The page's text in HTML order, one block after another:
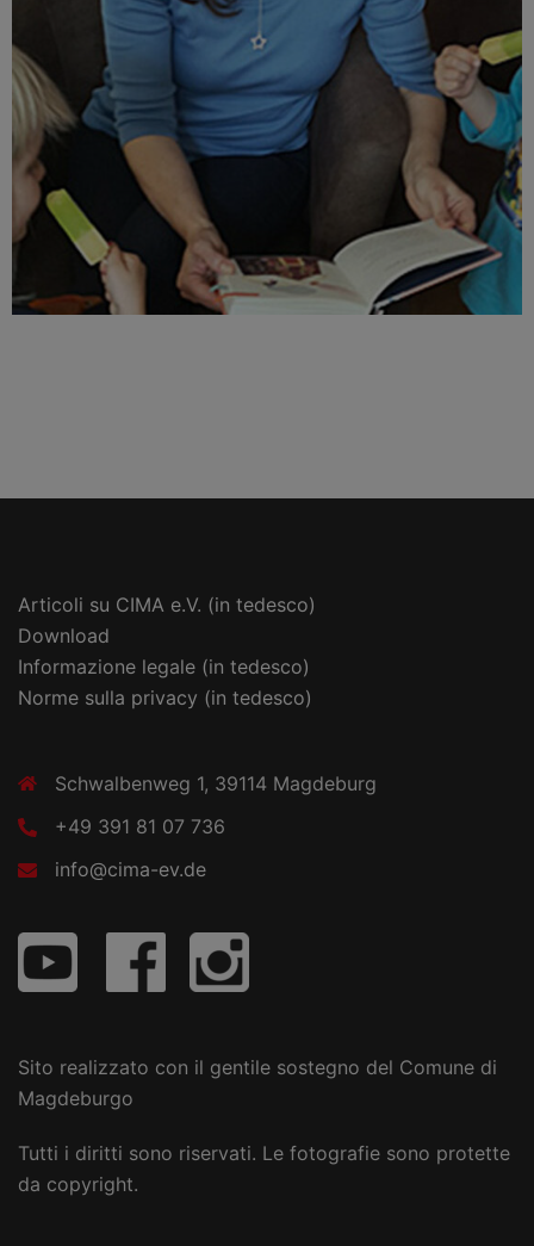
Articoli su CIMA e.V. (in tedesco)
Download
Informazione legale (in tedesco)
Norme sulla privacy (in tedesco)
Schwalbenweg 1, 39114 Magdeburg
+49 391 81 07 736
info@cima-ev.de
Sito realizzato con il gentile sostegno del Comune di
Magdeburgo
Tutti i diritti sono riservati. Le fotografie sono protette
da copyright.